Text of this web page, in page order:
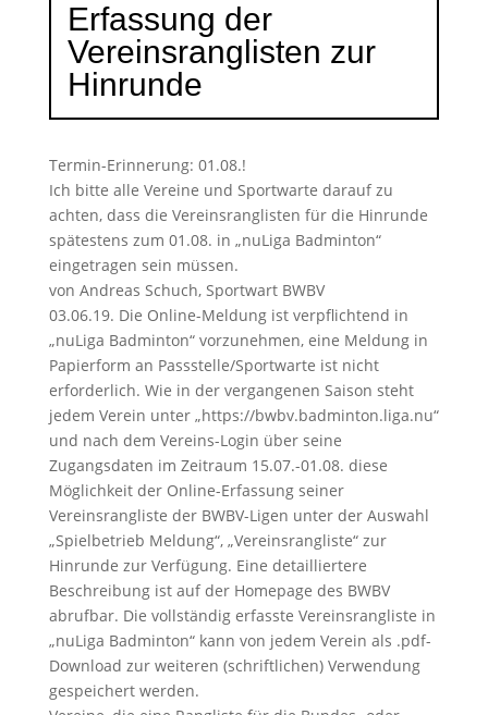
Erfassung der
Vereinsranglisten zur
Hinrunde
Termin-Erinnerung: 01.08.!
Ich bitte alle Vereine und Sportwarte darauf zu
achten, dass die Vereinsranglisten für die Hinrunde
spätestens zum 01.08. in „nuLiga Badminton“
eingetragen sein müssen.
von Andreas Schuch, Sportwart BWBV
03.06.19. Die Online-Meldung ist verpflichtend in
„nuLiga Badminton“ vorzunehmen, eine Meldung in
Papierform an Passstelle/Sportwarte ist nicht
erforderlich. Wie in der vergangenen Saison steht
jedem Verein unter „https://bwbv.badminton.liga.nu“
und nach dem Vereins-Login über seine
Zugangsdaten im Zeitraum 15.07.-01.08. diese
Möglichkeit der Online-Erfassung seiner
Vereinsrangliste der BWBV-Ligen unter der Auswahl
„Spielbetrieb Meldung“, „Vereinsrangliste“ zur
Hinrunde zur Verfügung. Eine detailliertere
Beschreibung ist auf der Homepage des BWBV
abrufbar. Die vollständig erfasste Vereinsrangliste in
„nuLiga Badminton“ kann von jedem Verein als .pdf-
Download zur weiteren (schriftlichen) Verwendung
gespeichert werden.